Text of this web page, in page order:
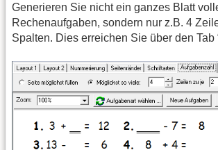
Generieren Sie nicht ein ganzes Blatt
Rechenaufgaben, sondern nur z.B. 4
Spalten. Dies erreichen Sie über den Tab